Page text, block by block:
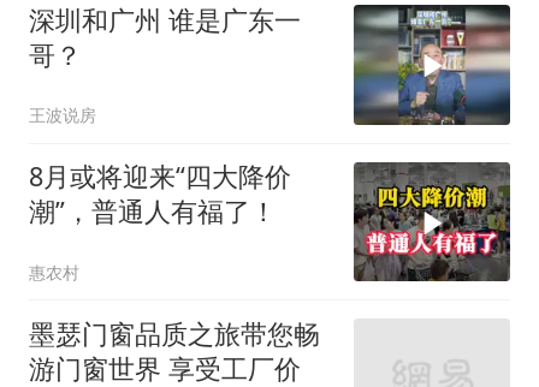
深圳和广州 谁是广东一
哥？
王波说房
8月或将迎来“四大降价
潮”，普通人有福了！
惠农村
墨瑟门窗品质之旅带您畅
游门窗世界 享受工厂价